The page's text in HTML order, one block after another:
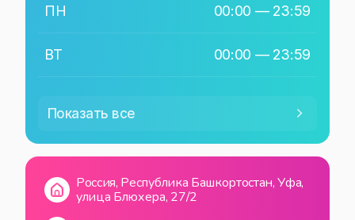
ПН 00:00 — 23:59
ВТ 00:00 — 23:59
ЧТ 00:00—23:59
ПТ 00:00—23:59
Показать все
Россия, Республика Башкортостан, Уфа,
улица Блюхера, 27/2